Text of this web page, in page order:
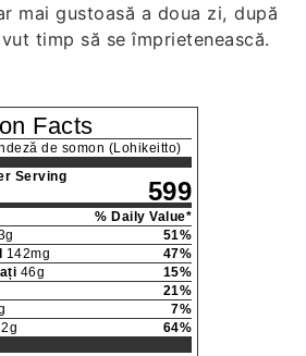
mai gustoasă a doua zi, după
timp să se împrietenească.
Facts
de somon (Lohikeitto)
Serving
599
% Daily Value*
g 51%
142mg 47%
46g 15%
21%
7%
g 64%